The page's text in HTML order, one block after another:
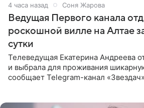
4 часа назад Соня Жарова
Ведущая Первого канала
роскошной вилле на Алтае
сутки
Телеведущая Екатерина Андреева
и выбрала для проживания
сообщает Telegram-канал